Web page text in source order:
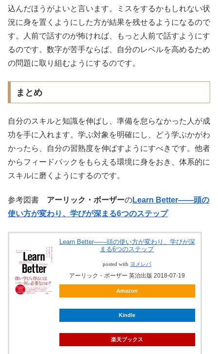
込んだほうがよいと言います。ミスをするかもしれない状
況に身を置くようにした方が結果を残せるようになるので
す。人前で話すのが怖ければ、もっと人前で話すようにす
るのです。数字が苦手ならば、自分のレベルを高めるため
の問題に取り組むようにするのです。
まとめ
自分のスキルと知識を伸ばし、準備を怠らなかった人が成
功を手に入れます。学ぶ対象を明確にし、どう学ぶかがわ
かったら、自分の習熟度を伸ばすようにすべきです。他者
からフィードバックをもらえる環境に身をおき、体系的に
スキルに磨くようにするのです。
参考図書 アーリック・ボーザーのLearn Better――頭の
使い方が変わり、学びが深まる6つのステップ
Learn Better――頭の使い方が変わり、学びが深
まる6つのステップ
posted with ヨメレバ
アーリック・ボーザー 英治出版 2018-07-19
Amazon
Kindle
楽天ブックス